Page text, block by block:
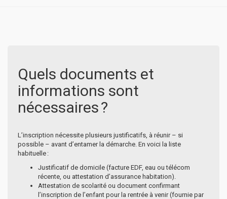
Quels documents et
informations sont
nécessaires ?
L’inscription nécessite plusieurs justificatifs, à réunir – si
possible – avant d’entamer la démarche. En voici la liste
habituelle :
Justificatif de domicile (facture EDF, eau ou télécom
récente, ou attestation d’assurance habitation).
Attestation de scolarité ou document confirmant
l’inscription de l’enfant pour la rentrée à venir (fournie par